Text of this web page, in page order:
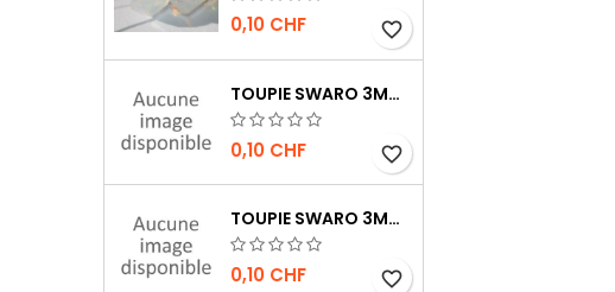
0,10 CHF favorite_border
TOUPIE SWARO 3MM JET AB
0,10 CHF favorite_border
TOUPIE SWARO 3MM JET HÉMATITE 2X
0,10 CHF favorite_border